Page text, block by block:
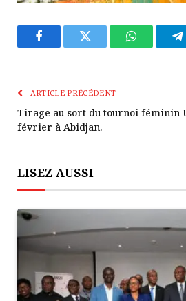
FacebookTwitter WhatsApp
ARTICLE PRÉCÉDENT
Tirage au sort du tournoi féminin
février à Abidjan.
LISEZ AUSSI